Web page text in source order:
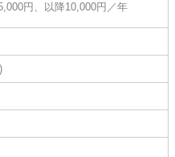
円、以降10,000円／年